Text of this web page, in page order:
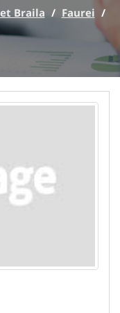
Braila / Faurei /